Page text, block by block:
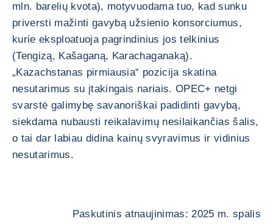
mln. barelių kvota), motyvuodama tuo, kad sunku
priversti mažinti gavybą užsienio konsorciumus,
kurie eksploatuoja pagrindinius jos telkinius
(Tengizą, Kašaganą, Karachaganaką).
„Kazachstanas pirmiausia“ pozicija skatina
nesutarimus su įtakingais nariais. OPEC+ netgi
svarstė galimybę savanoriškai padidinti gavybą,
siekdama nubausti reikalavimų nesilaikančias šalis,
o tai dar labiau didina kainų svyravimus ir vidinius
nesutarimus.
Paskutinis atnaujinimas: 2025 m. spalis